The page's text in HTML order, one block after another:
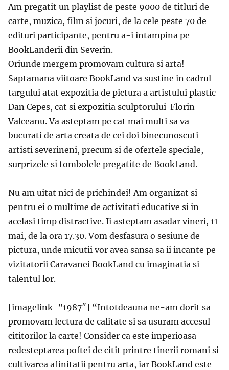
Am pregatit un playlist de peste 9000 de titluri de
carte, muzica, film si jocuri, de la cele peste 70 de
edituri participante, pentru a-i intampina pe
BookLanderii din Severin.
Oriunde mergem promovam cultura si arta!
Saptamana viitoare BookLand va sustine in cadrul
targului atat expozitia de pictura a artistului plastic
Dan Cepes, cat si expozitia sculptorului Florin
Valceanu. Va asteptam pe cat mai multi sa va
bucurati de arta creata de cei doi binecunoscuti
artisti severineni, precum si de ofertele speciale,
surprizele si tombolele pregatite de BookLand.
Nu am uitat nici de prichindei! Am organizat si
pentru ei o multime de activitati educative si in
acelasi timp distractive. Ii asteptam asadar vineri, 11
mai, de la ora 17.30. Vom desfasura o sesiune de
pictura, unde micutii vor avea sansa sa ii incante pe
vizitatorii Caravanei BookLand cu imaginatia si
talentul lor.
[imagelink=”1987″] “Intotdeauna ne-am dorit sa
promovam lectura de calitate si sa usuram accesul
cititorilor la carte! Consider ca este imperioasa
redesteptarea poftei de citit printre tinerii romani si
cultivarea afinitatii pentru arta, iar BookLand este